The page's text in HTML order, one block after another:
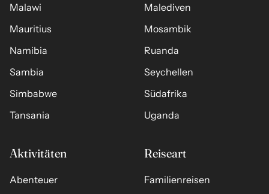
Malawi
Malediven
Mauritius
Mosambik
Namibia
Ruanda
Sambia
Seychellen
Simbabwe
Südafrika
Tansania
Uganda
Aktivitäten
Abenteuer
Reiseart
Familienreisen